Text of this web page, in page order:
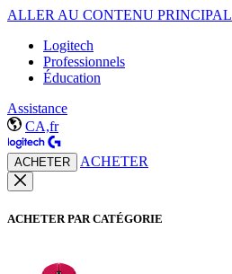
ALLER AU CONTENU PRINCIPAL
Logitech
Professionnels
Éducation
Assistance
CA,fr
ACHETER ACHETER
ACHETER PAR CATÉGORIE